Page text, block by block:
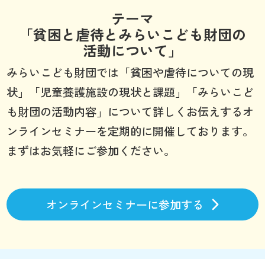
テーマ
「貧困と虐待とみらいこども財団の
活動について」
みらいこども財団では「貧困や虐待についての現
状」「児童養護施設の現状と課題」「みらいこど
も財団の活動内容」について詳しくお伝えするオ
ンラインセミナーを定期的に開催しております。
まずはお気軽にご参加ください。
オンラインセミナーに参加する